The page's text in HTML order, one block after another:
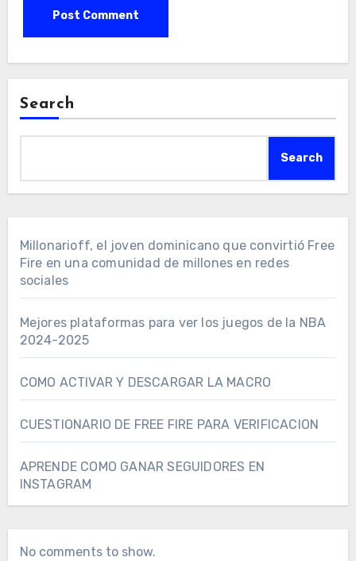
Search
Search
Millonarioff, el joven dominicano que convirtió Free
Fire en una comunidad de millones en redes
sociales
Mejores plataformas para ver los juegos de la NBA
2024-2025
COMO ACTIVAR Y DESCARGAR LA MACRO
CUESTIONARIO DE FREE FIRE PARA VERIFICACION
APRENDE COMO GANAR SEGUIDORES EN
INSTAGRAM
No comments to show.